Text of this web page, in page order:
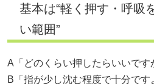
基本は“軽く押す・呼吸
い範囲”
A「どのくらい押したらいいです
B「指が少し沈む程度で十分で